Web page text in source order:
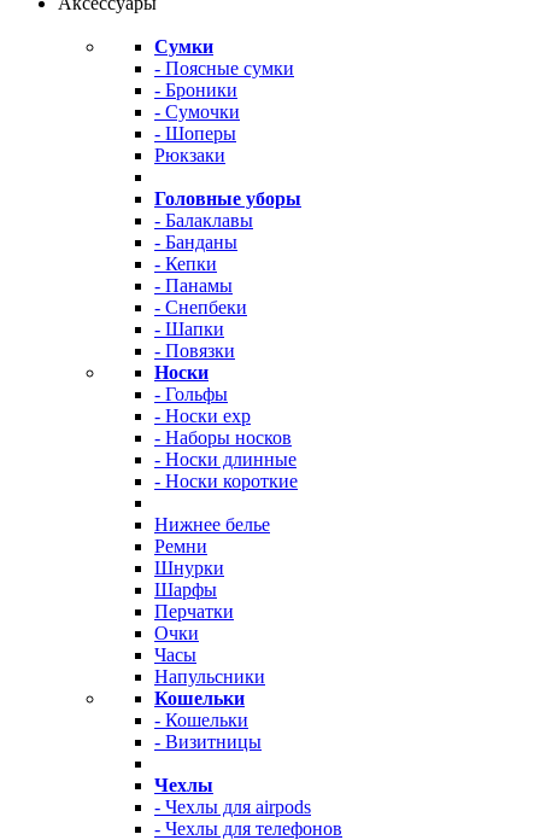
Сумки
- Поясные сумки
- Броники
- Сумочки
- Шоперы
Рюкзаки
Головные уборы
- Балаклавы
- Банданы
- Кепки
- Панамы
- Снепбеки
- Шапки
- Повязки
Носки
- Гольфы
- Носки exp
- Наборы носков
- Носки длинные
- Носки короткие
Нижнее белье
Ремни
Шнурки
Шарфы
Перчатки
Очки
Часы
Напульсники
Кошельки
- Кошельки
- Визитницы
Чехлы
- Чехлы для airpods
- Чехлы для телефонов